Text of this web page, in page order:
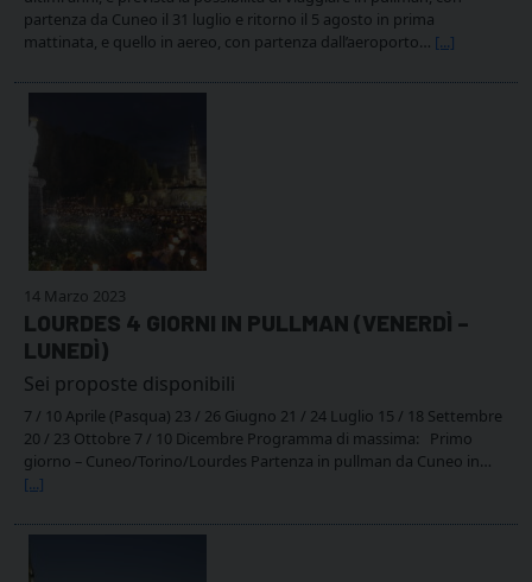
partenza da Cuneo il 31 luglio e ritorno il 5 agosto in prima
mattinata, e quello in aereo, con partenza dall’aeroporto… [...]
14 Marzo 2023
LOURDES 4 GIORNI IN PULLMAN (VENERDÌ –
LUNEDÌ)
Sei proposte disponibili
7 / 10 Aprile (Pasqua) 23 / 26 Giugno 21 / 24 Luglio 15 / 18 Settembre
20 / 23 Ottobre 7 / 10 Dicembre Programma di massima: Primo
giorno – Cuneo/Torino/Lourdes Partenza in pullman da Cuneo in…
[...]